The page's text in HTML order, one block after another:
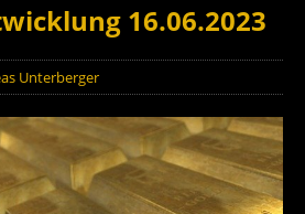
16.06.2023
Unterberger